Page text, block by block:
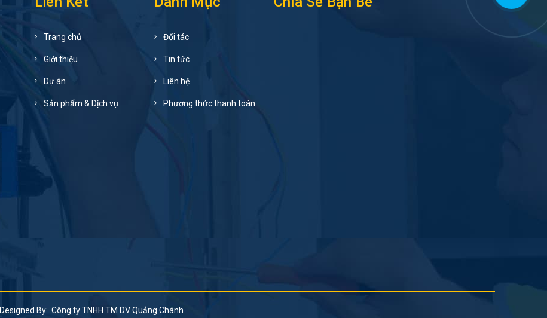
Trang chủ
Giới thiệu
Dự án
Sản phẩm & Dịch vụ
Đối tác
Tin tức
Liên hệ
Phương thức thanh toán
. Designed By: